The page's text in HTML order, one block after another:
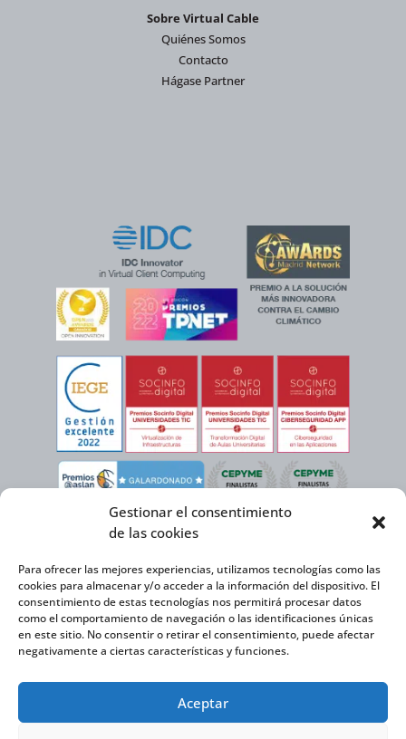
Gestionar el consentimiento
de las cookies
Para ofrecer las mejores experiencias, utilizamos tecnologías como las
cookies para almacenar y/o acceder a la información del dispositivo. El
consentimiento de estas tecnologías nos permitirá procesar datos
como el comportamiento de navegación o las identificaciones únicas
en este sitio. No consentir o retirar el consentimiento, puede afectar
negativamente a ciertas características y funciones.
Aceptar
Sobre Virtual Cable
Quiénes Somos
Contacto
Hágase Partner
Instituto Español de Comercio Exterior y la cofinanciación del FEDER para
desarrollar su Plan de Expansión Internacional 2020-2025.